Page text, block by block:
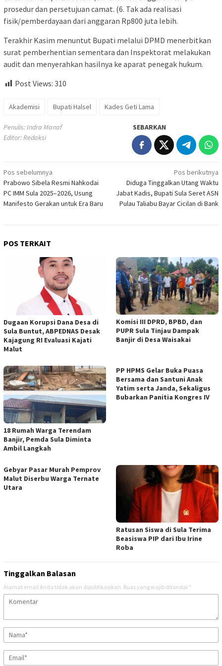
prosedur dan persetujuan camat. (6. Tak ada realisasi
fisik/pemberdayaan dari anggaran Rp800 juta lebih.
Terakhir Kasim menuntut Bupati melalui DPMD menerbitkan
surat pemberhentian sementara dan Inspektorat melakukan
audit dan menyerahkan hasilnya ke aparat penegak hukum.
Post Views: 310
Akademisi Bupati Halsel Kades Geti Lama
Penulis: Indra Manaf
Editor: Redaksi
SEBARKAN
Navigasi
pos
Pos sebelumnya
Prabowo Sibela Resmi Nahkodai
PC IMM Sula 2025–2026, Usung
Manifesto Gerakan untuk Era Baru
Pos berikutnya
Diduga Tinggalkan Utang Waktu
Jabat Kadis, Bupati Sula Seret ASN
Pulau Taliabu Bayar Cicilan di Bank
POS TERKAIT
Dugaan Korupsi Dana Desa di
Sula Buntut, ABPEDNAS Desak
Kajagung RI Evaluasi Kajati
Malut
Komisi III DPRD, BPBD, dan
PUPR Sula Tinjau Dampak
Banjir di Desa Waisakai
18 Rumah Warga Terendam
Banjir, Pemda Sula Diminta
Ambil Langkah
PP HPMS Gelar Buka Puasa
Bersama dan Santuni Anak
Yatim serta Janda, Sekaligus
Bubarkan Panitia Kongres IV
Gebyar Pasar Murah Pemprov
Malut Diserbu Warga Ternate
Utara
Ratusan Siswa di Sula Terima
Beasiswa PIP dari Ibu Irine
Roba
Tinggalkan Balasan
Alamat email Anda tidak akan dipublikasikan. Ruas yang wajib ditandai *